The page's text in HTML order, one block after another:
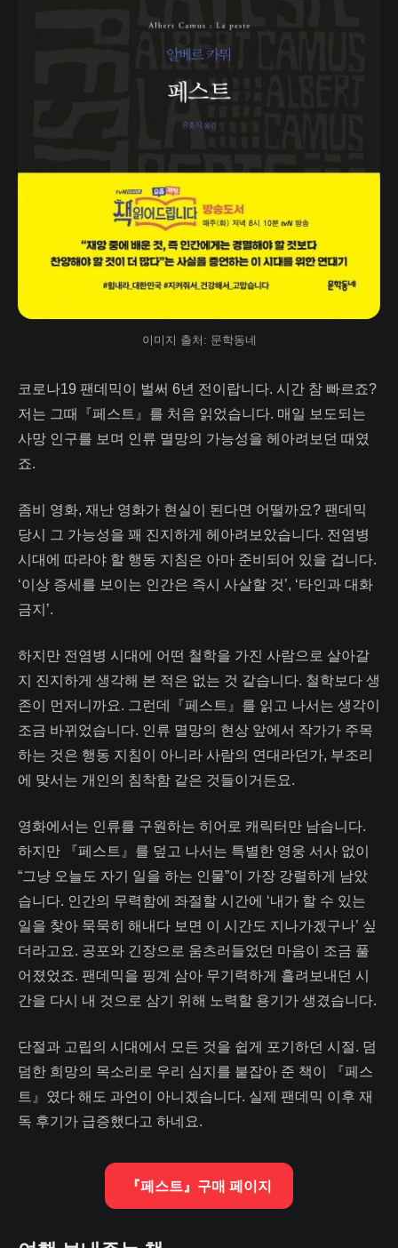
이미지 출처: 문학동네
코로나19 팬데믹이 벌써 6년 전이랍니다. 시간 참 빠르죠?
저는 그때『페스트』를 처음 읽었습니다. 매일 보도되는
사망 인구를 보며 인류 멸망의 가능성을 헤아려보던 때였
죠.
좀비 영화, 재난 영화가 현실이 된다면 어떨까요? 팬데믹
당시 그 가능성을 꽤 진지하게 헤아려보았습니다. 전염병
시대에 따라야 할 행동 지침은 아마 준비되어 있을 겁니다.
‘이상 증세를 보이는 인간은 즉시 사살할 것’, ‘타인과 대화
금지’.
하지만 전염병 시대에 어떤 철학을 가진 사람으로 살아갈
지 진지하게 생각해 본 적은 없는 것 같습니다. 철학보다 생
존이 먼저니까요. 그런데『페스트』를 읽고 나서는 생각이
조금 바뀌었습니다. 인류 멸망의 현상 앞에서 작가가 주목
하는 것은 행동 지침이 아니라 사람의 연대라던가, 부조리
에 맞서는 개인의 침착함 같은 것들이거든요.
영화에서는 인류를 구원하는 히어로 캐릭터만 남습니다.
하지만 『페스트』를 덮고 나서는 특별한 영웅 서사 없이
“그냥 오늘도 자기 일을 하는 인물”이 가장 강렬하게 남았
습니다. 인간의 무력함에 좌절할 시간에 ‘내가 할 수 있는
일을 찾아 묵묵히 해내다 보면 이 시간도 지나가겠구나’ 싶
더라고요. 공포와 긴장으로 움츠러들었던 마음이 조금 풀
어졌었죠. 팬데믹을 핑계 삼아 무기력하게 흘려보내던 시
간을 다시 내 것으로 삼기 위해 노력할 용기가 생겼습니다.
단절과 고립의 시대에서 모든 것을 쉽게 포기하던 시절. 덤
덤한 희망의 목소리로 우리 심지를 붙잡아 준 책이 『페스
트』였다 해도 과언이 아니겠습니다. 실제 팬데믹 이후 재
독 후기가 급증했다고 하네요.
『페스트』구매 페이지